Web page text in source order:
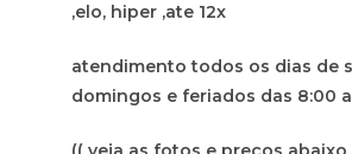
,elo, hiper ,ate 12x
atendimento todos os dias de
domingos e feriados das 8:00